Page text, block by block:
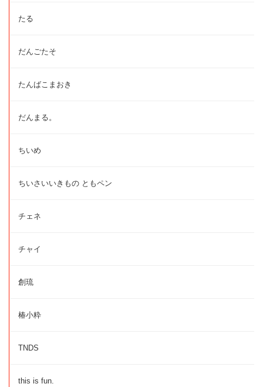
たる
だんごたそ
たんばこまおき
だんまる。
ちいめ
ちいさいいきもの ともペン
チェネ
チャイ
創琉
椿小粋
TNDS
this is fun.